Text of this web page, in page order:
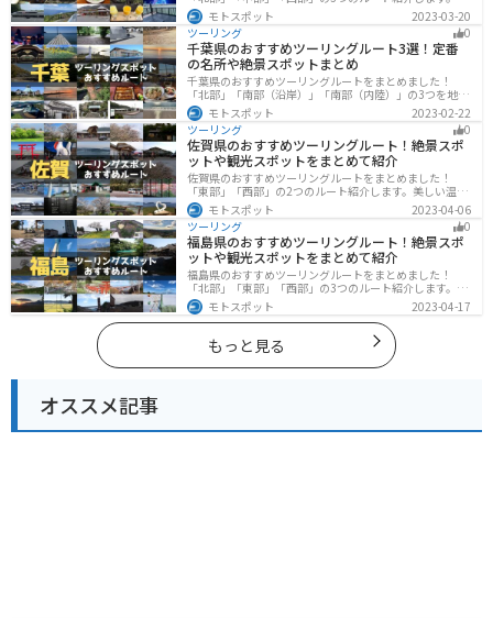
や海といった自然だけでなく、気軽に渡れる島もあり
様々な楽しみ方ができます。バイクで愛媛県にツーリン
グに行く際は参考にしてください。
モトスポット
2023-03-20
ツーリング
0
千葉県のおすすめツーリングルート3選！定番
の名所や絶景スポットまとめ
千葉県のおすすめツーリングルートをまとめました！
「北部」「南部（沿岸）」「南部（内陸）」の3つを地域
別で紹介します！千葉は首都圏からのアクセスも良く、
海と山どちらも堪能できるのでツーリングには最適な場
所です。
モトスポット
2023-02-22
ツーリング
0
佐賀県のおすすめツーリングルート！絶景スポ
ットや観光スポットをまとめて紹介
佐賀県のおすすめツーリングルートをまとめました！
「東部」「西部」の2つのルート紹介します。美しい温泉
地や古墳群、歴史ある城や神社仏閣など、バイクツーリ
ングに適したスポットが多数存在し、様々な楽しみ方が
できます。バイクで佐賀県にツーリングに行く際は参考
にしてください。
モトスポット
2023-04-06
ツーリング
0
福島県のおすすめツーリングルート！絶景スポ
ットや観光スポットをまとめて紹介
福島県のおすすめツーリングルートをまとめました！
「北部」「東部」「西部」の3つのルート紹介します。内
陸部には山々が連なり、海岸線は太平洋に面してるので
観光スポットが多数あります。バイクで福島県にツーリ
ングに行く際は参考にしてください。
モトスポット 2023-04-17
もっと見る
オススメ記事